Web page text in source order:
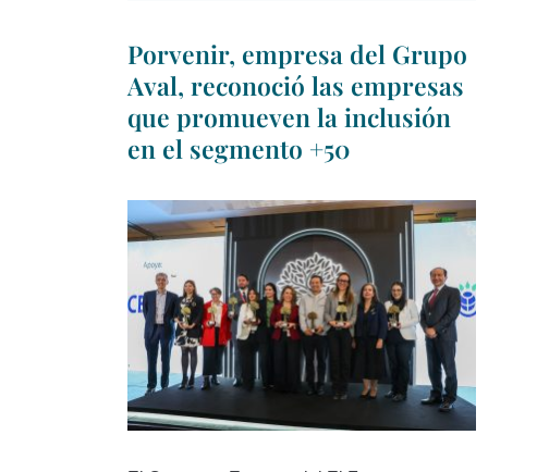
Porvenir, empresa del Grupo
Aval, reconoció las empresas
que promueven la inclusión
en el segmento +50